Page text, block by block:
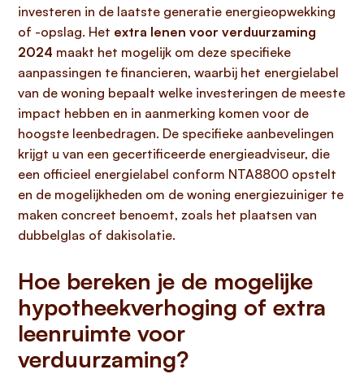
investeren in de laatste generatie energieopwekking
of -opslag. Het extra lenen voor verduurzaming
2024 maakt het mogelijk om deze specifieke
aanpassingen te financieren, waarbij het energielabel
van de woning bepaalt welke investeringen de meeste
impact hebben en in aanmerking komen voor de
hoogste leenbedragen. De specifieke aanbevelingen
krijgt u van een gecertificeerde energieadviseur, die
een officieel energielabel conform NTA8800 opstelt
en de mogelijkheden om de woning energiezuiniger te
maken concreet benoemt, zoals het plaatsen van
dubbelglas of dakisolatie.
Hoe bereken je de mogelijke
hypotheekverhoging of extra
leenruimte voor
verduurzaming?